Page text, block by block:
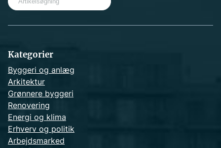
Kategorier
Byggeri og anlæg
Arkitektur
Grønnere byggeri
Renovering
Energi og klima
Erhverv og politik
Arbejdsmarked